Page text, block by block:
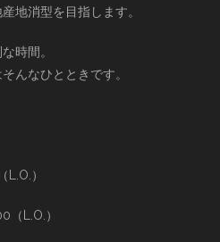
地消型を目指します。
時間。
んなひとときです。
L.O.）
（L.O.）